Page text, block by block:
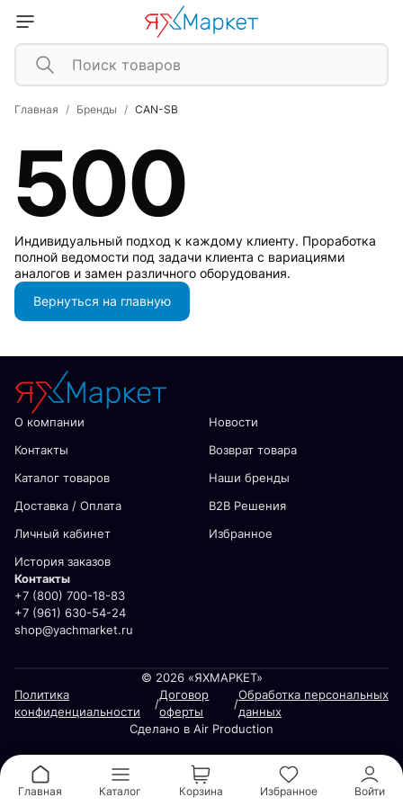
Главная Бренды CAN-SB
500
Индивидуальный подход к каждому клиенту. Проработка
полной ведомости под задачи клиента с вариациями
аналогов и замен различного оборудования.
Вернуться на главную
О компании
Новости
Контакты
Возврат товара
Каталог товаров
Наши бренды
Доставка / Оплата
В2В Решения
Личный кабинет
Избранное
История заказов
Контакты
+7 (800) 700-18-83
+7 (961) 630-54-24
shop@yachmarket.ru
© 2026 «ЯХМАРКЕТ»
Политика
конфиденциальности
/
Договор
оферты
/
Обработка персональных
данных
Сделано в Air Production
Главная Каталог Корзина Избранное Войти